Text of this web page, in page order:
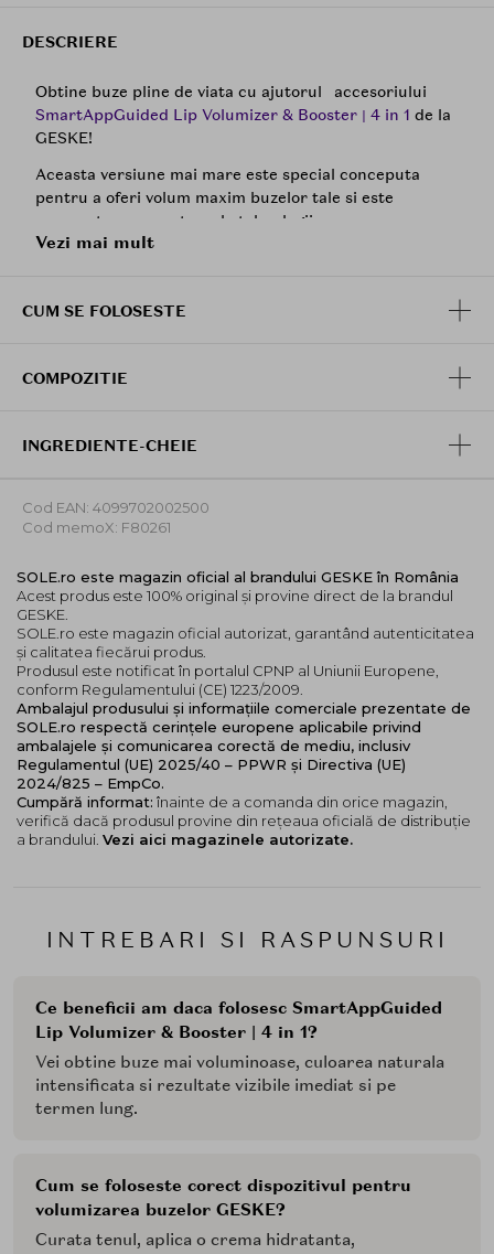
INTREBARI SI RASPUNSURI
Ce beneficii am daca folosesc SmartAppGuided
Lip Volumizer & Booster | 4 in 1?
Vei obtine buze mai voluminoase, culoarea naturala
intensificata si rezultate vizibile imediat si pe
termen lung.
Cum se foloseste corect dispozitivul pentru
volumizarea buzelor GESKE?
Curata tenul, aplica o crema hidratanta,
DESCRIERE
Obtine buze pline de viata cu ajutorul accesoriului
SmartAppGuided Lip Volumizer & Booster | 4 in 1 de la
GESKE!
Aceasta versiune mai mare este special conceputa
pentru a oferi volum maxim buzelor tale si este
prevazuta cu urmatoarele tehnologii:
te asigura ca obtii maximul de la dispozitivul tau.
buzelor.
-Tehnologia Ultra-Volume creeaza un vid localizat
CombinaUltra-Volume Technology
Lip Volumizing, utilizand vidul pentru a crea rezultate
functia Natural Lip Color Revitalizing va intensifica
culoarea naturala a buzelor tale, oferindu-le un aspect
mai sanatos si mai natural. Utilizarea zilnica a Lip
Volumizer & Booster va duce la imbunatatiri de lunga
durata ale volumului si culorii buzelor.
Descarca aplicatia!
Bazat pe o tehnologie AI de ultima generatie,
puternicul algoritm al aplicatieiGESKE German
Beauty Tech App
dispozitive perfect adaptate la nevoile acesteia.
Stabileste-ti obiectivele pentru piele si parcurge miile
pielea ta se apropie de o perfectiune vizibila.
Beauty Tech App iti va oferi buze mai moi si mai pline,
care iti vor intensifica si revitaliza culoarea naturala a
acestora.
Suna incredibil, nu-i asa? Asa spun si zeii modei de la
ELLE Magazine! Acestia au desemnat GESKE drept
Mod de utilizare:
Pregatire - Incepeti cu tenul curat, fara machiaj.
Aplicati o crema hidratanta pe si in jurul buzelor.
Vezi mai mult
CUM SE FOLOSESTE
COMPOZITIE
INGREDIENTE-CHEIE
Cod EAN: 4099702002500
Cod memoX: F80261
SOLE.ro este magazin oficial al brandului GESKE în România
Acest produs este 100% original și provine direct de la brandul
GESKE.
SOLE.ro este magazin oficial autorizat, garantând autenticitatea
și calitatea fiecărui produs.
Produsul este notificat în portalul CPNP al Uniunii Europene,
conform Regulamentului (CE) 1223/2009.
Ambalajul produsului și informațiile comerciale prezentate de
SOLE.ro respectă cerințele europene aplicabile privind
ambalajele și comunicarea corectă de mediu, inclusiv
Regulamentul (UE) 2025/40 – PPWR și Directiva (UE)
2024/825 – EmpCo.
Cumpără informat: înainte de a comanda din orice magazin,
verifică dacă produsul provine din rețeaua oficială de distribuție
a brandului. Vezi aici magazinele autorizate.